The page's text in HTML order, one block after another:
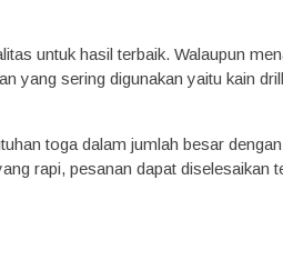
untuk hasil terbaik. Walaupun
yang sering digunakan yaitu kain
toga dalam jumlah besar
rapi, pesanan dapat diselesaikan